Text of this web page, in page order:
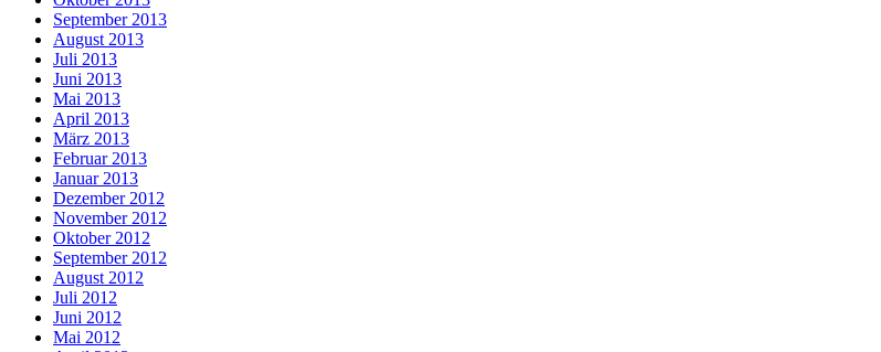
September 2013
August 2013
Juli 2013
Juni 2013
Mai 2013
April 2013
März 2013
Februar 2013
Januar 2013
Dezember 2012
November 2012
Oktober 2012
September 2012
August 2012
Juli 2012
Juni 2012
Mai 2012